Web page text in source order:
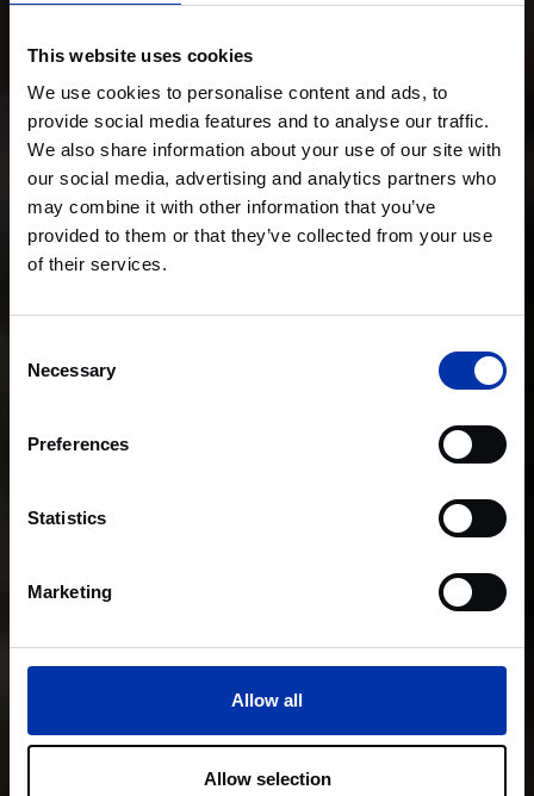
This website uses cookies
We use cookies to personalise content and ads, to
provide social media features and to analyse our traffic.
We also share information about your use of our site with
our social media, advertising and analytics partners who
may combine it with other information that you’ve
provided to them or that they’ve collected from your use
of their services.
Selection
Necessary
Preferences
Statistics
Marketing
Allow all
Allow selection